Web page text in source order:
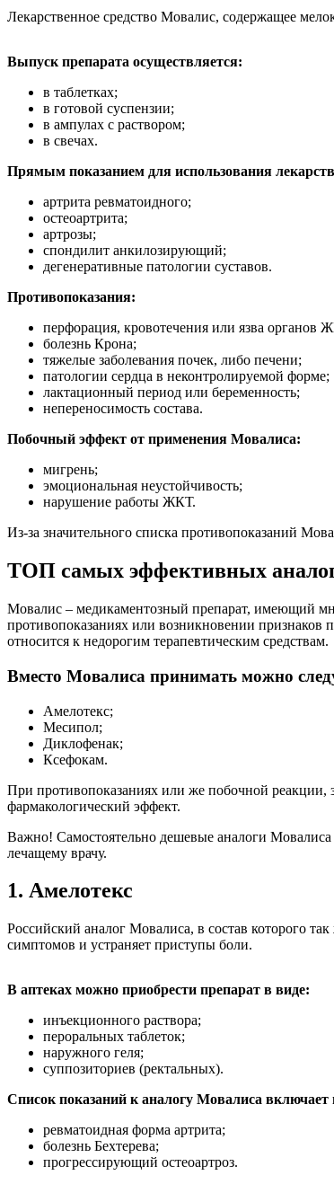
Лекарственное средство Мовалис, содержащее
Выпуск препарата осуществляется:
в таблетках;
в готовой суспензии;
в ампулах с раствором;
в свечах.
Прямым показанием для использования
артрита ревматоидного;
остеоартрита;
артрозы;
спондилит анкилозирующий;
дегенеративные патологии суставов.
Противопоказания:
перфорация, кровотечения или язва органов
болезнь Крона;
тяжелые заболевания почек, либо печени;
патологии сердца в неконтролируемой форме;
лактационный период или беременность;
непереносимость состава.
Побочный эффект от применения Мовалиса:
мигрень;
эмоциональная неустойчивость;
нарушение работы ЖКТ.
Из-за значительного списка противопоказаний
ТОП самых эффективных
Мовалис – медикаментозный препарат, имеющий
противопоказаниях или возникновении признаков
относится к недорогим терапевтическим средствам.
Вместо Мовалиса принимать можно
Амелотекс;
Месипол;
Диклофенак;
Ксефокам.
При противопоказаниях или же побочной реакции,
фармакологический эффект.
Важно! Самостоятельно дешевые аналоги Мовалиса
лечащему врачу.
1. Амелотекс
Российский аналог Мовалиса, в состав которого
симптомов и устраняет приступы боли.
В аптеках можно приобрести препарат в виде:
инъекционного раствора;
пероральных таблеток;
наружного геля;
суппозиториев (ректальных).
Список показаний к аналогу Мовалиса включает
ревматоидная форма артрита;
болезнь Бехтерева;
прогрессирующий остеоартроз.